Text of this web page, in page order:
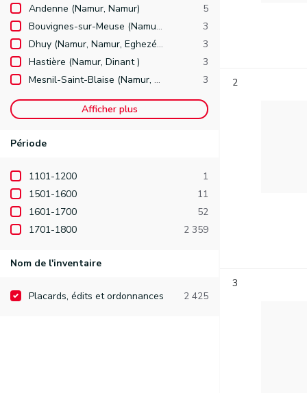
Andenne (Namur, Namur)
5
Bouvignes-sur-Meuse (Namur, Dinant, Dinant )
3
Dhuy (Namur, Namur, Eghezée )
3
Hastière (Namur, Dinant )
3
Mesnil-Saint-Blaise (Namur, Dinant, Houyet )
3
Afficher plus
Période
1101-1200
1
1501-1600
11
1601-1700
52
1701-1800
2 359
Nom de l'inventaire
Placards, édits et ordonnances 2 425
2
3